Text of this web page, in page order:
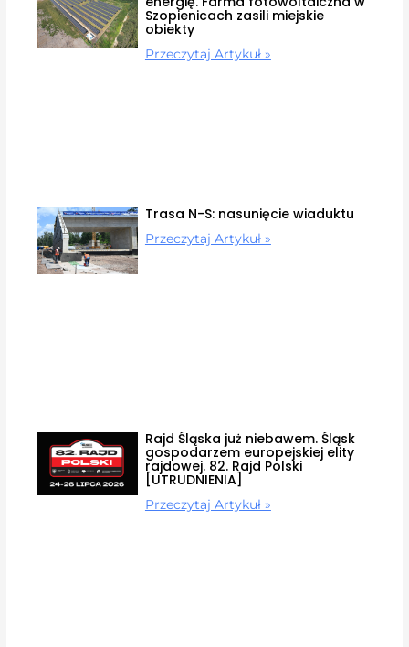
Szopienicach zasili miejskie
obiekty
Przeczytaj Artykuł »
Trasa N-S: nasunięcie wiaduktu
Przeczytaj Artykuł »
Rajd Śląska już niebawem. Śląsk
gospodarzem europejskiej elity
rajdowej. 82. Rajd Polski
[UTRUDNIENIA]
Przeczytaj Artykuł »